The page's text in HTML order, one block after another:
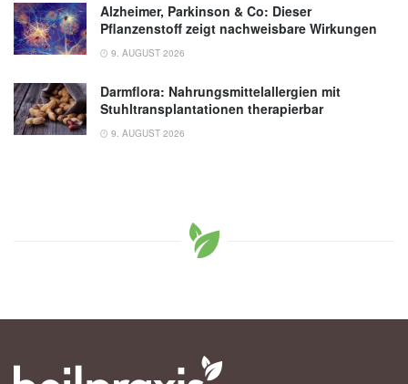
Alzheimer, Parkinson & Co: Dieser
Pflanzenstoff zeigt nachweisbare Wirkungen
9. AUGUST 2026
Darmflora: Nahrungsmittelallergien mit
Stuhltransplantationen therapierbar
9. AUGUST 2026